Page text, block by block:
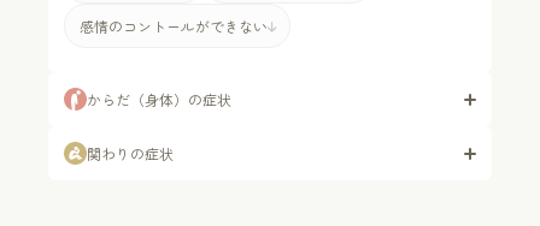
感情のコントールができない
からだ （身体） の症状
関わりの症状